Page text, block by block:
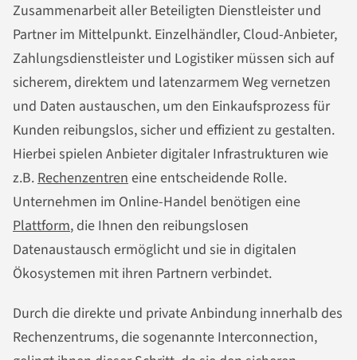
Zusammenarbeit aller Beteiligten Dienstleister und
Partner im Mittelpunkt. Einzelhändler, Cloud-Anbieter,
Zahlungsdienstleister und Logistiker müssen sich auf
sicherem, direktem und latenzarmem Weg vernetzen
und Daten austauschen, um den Einkaufsprozess für
Kunden reibungslos, sicher und effizient zu gestalten.
Hierbei spielen Anbieter digitaler Infrastrukturen wie
z.B.Rechenzentreneine entscheidende Rolle.
Unternehmen im Online-Handel benötigen eine
Plattform, die Ihnen den reibungslosen
Datenaustausch ermöglicht und sie in digitalen
Ökosystemen mit ihren Partnern verbindet.
Durch die direkte und private Anbindung innerhalb des
Rechenzentrums, die sogenannte Interconnection,